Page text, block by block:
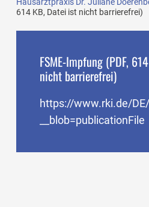
Hausarztpraxis Dr. Juliane
614 KB, Datei ist nicht barrierefrei)
FSME-Impfung (PDF,
nicht barrierefrei)
https://www.rki.de/
__blob=publicationFile